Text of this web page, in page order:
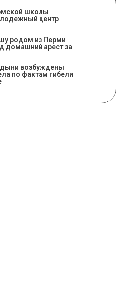
школы
центр
родом из Перми
домашний арест за
возбуждены
по фактам гибели